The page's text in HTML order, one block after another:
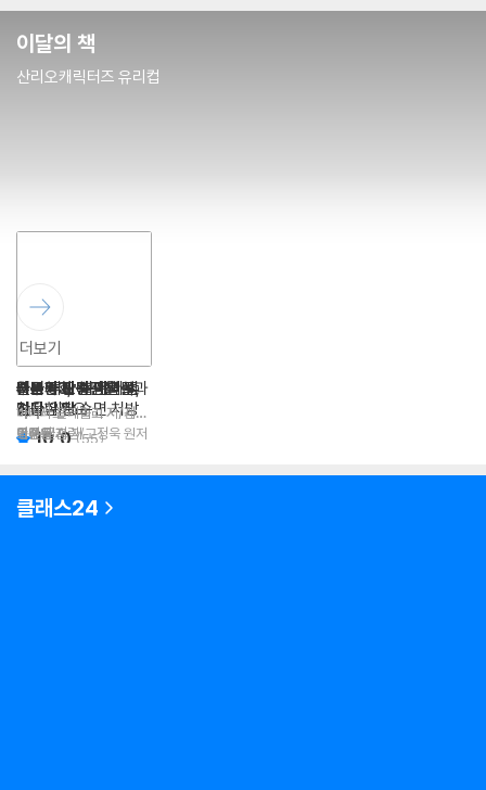
이달의 책
산리오캐릭터즈 유리컵
진짜 새랑 눈이 마주
쳤다니까요
이이은 저
웹툰동화 다정한 말,
단단한 말
돌배 글그림/고정욱 원저
투명한 나선
히가시노 게이고 저/김선
영 역10.0 (55)
연금 투자 불패의 법
칙
영주 닐슨 저
지푸라기 왕관을 쓴
여자
박상영 저
나이 60, 생판 남들과
산다
조선희 저
자도 자도 피곤한 당
신을 위한 수면 처방
이준용 저
슬픔의 발견
바버라 블래츨리 저/제효
영 역
더보기
클래스24